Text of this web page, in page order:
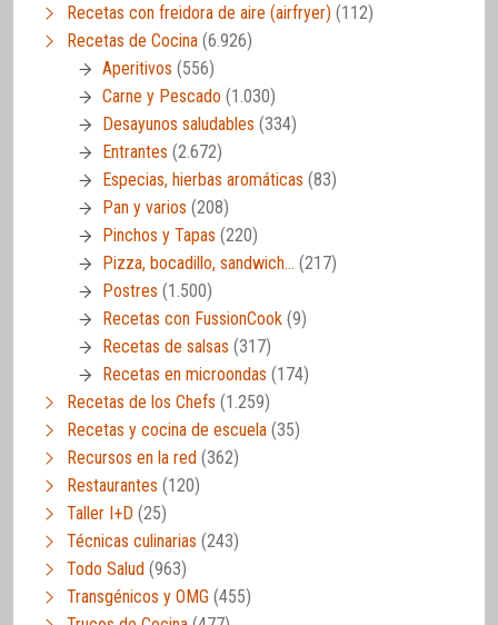
Recetas con freidora de aire (airfryer) (112)
Recetas de Cocina (6.926)
Aperitivos (556)
Carne y Pescado (1.030)
Desayunos saludables (334)
Entrantes (2.672)
Especias, hierbas aromáticas (83)
Pan y varios (208)
Pinchos y Tapas (220)
Pizza, bocadillo, sandwich… (217)
Postres (1.500)
Recetas con FussionCook (9)
Recetas de salsas (317)
Recetas en microondas (174)
Recetas de los Chefs (1.259)
Recetas y cocina de escuela (35)
Recursos en la red (362)
Restaurantes (120)
Taller I+D (25)
Técnicas culinarias (243)
Todo Salud (963)
Transgénicos y OMG (455)